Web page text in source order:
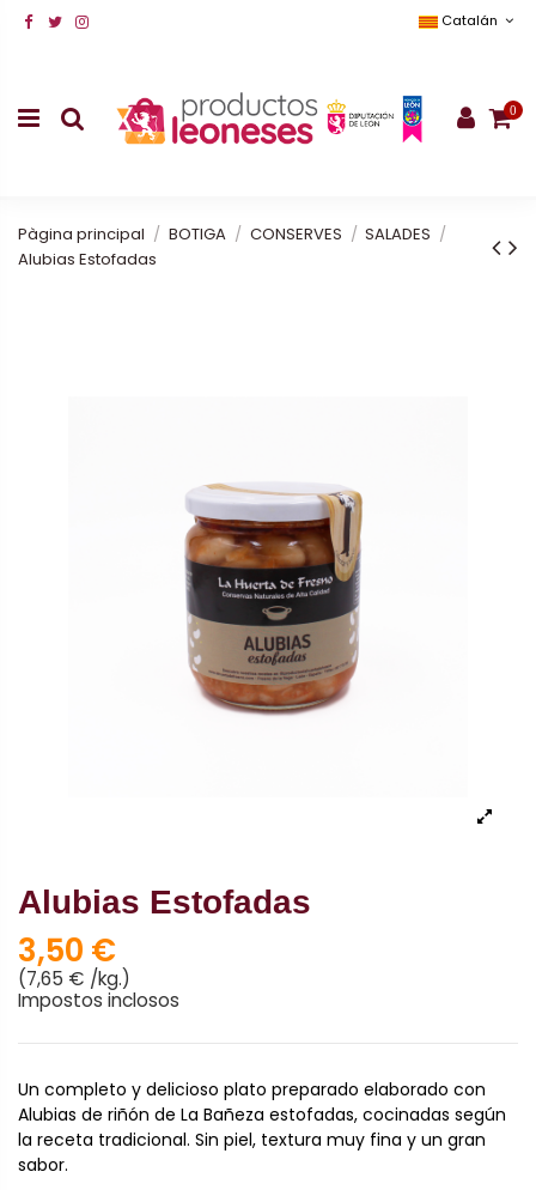
Catalán
0
Pàgina principal BOTIGA CONSERVES
SALADES
Alubias Estofadas
Alubias Estofadas
3,50 €
(7,65 € /kg.)
Impostos inclosos
Un completo y delicioso plato preparado elaborado con
Alubias de riñón de La Bañeza estofadas, cocinadas según
la receta tradicional. Sin piel, textura muy fina y un gran
sabor.